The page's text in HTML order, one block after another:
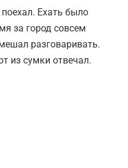
Ехать было
за город совсем
разговаривать.
из сумки отвечал.